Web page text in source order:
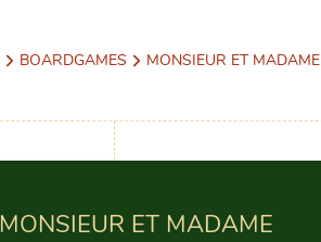
BOARDGAMES MONSIEUR ET MADAME
MONSIEUR ET MADAME